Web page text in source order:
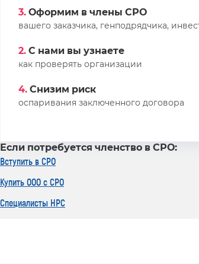
3. Оформим в члены СРО
вашего заказчика, генподрядчика,
2. С нами вы узнаете
как проверять организации
4. Снизим риск
оспаривания заключенного договора
Если потребуется членство в СРО:
Вступить в СРО
Купить ООО с СРО
Специалисты НРС